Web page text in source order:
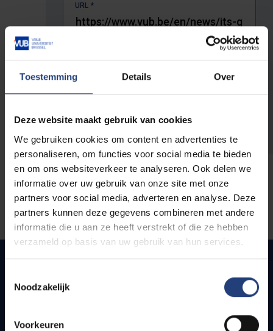
Toestemming Details Over
Deze website maakt gebruik van cookies
We gebruiken cookies om content en advertenties te
personaliseren, om functies voor social media te bieden
en om ons websiteverkeer te analyseren. Ook delen we
informatie over uw gebruik van onze site met onze
partners voor social media, adverteren en analyse. Deze
partners kunnen deze gegevens combineren met andere
informatie die u aan ze heeft verstrekt of die ze hebben
verzameld op basis van uw gebruik van hun services.
Noodzakelijk
Voorkeuren
URL *
The full URL of the page where you encountered the error.
Quick links